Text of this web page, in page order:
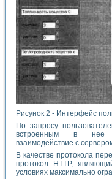
Рисунок 2 - Интерфейс
По запросу
встроенным в нее
взаимодействие с
В качестве протокола
протокол HTTP,
условиях максимально